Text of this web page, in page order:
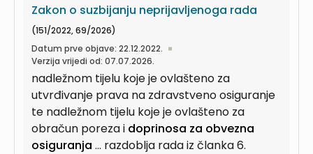
Zakon o suzbijanju neprijavljenoga rada
(151/2022, 69/2026)
Datum prve objave: 22.12.2022.
Verzija vrijedi od: 07.07.2026.
nadležnom tijelu koje je ovlašteno za
utvrđivanje prava na zdravstveno osiguranje
te nadležnom tijelu koje je ovlašteno za
obračun poreza i doprinosa za obvezna
osiguranja ... razdoblja rada iz članka 6.